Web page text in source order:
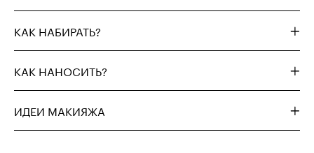
КАК НАБИРАТЬ?
КАК НАНОСИТЬ?
ИДЕИ МАКИЯЖА